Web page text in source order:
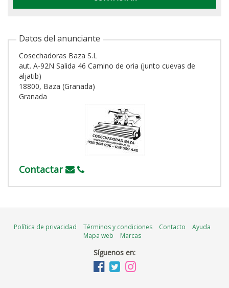
Datos del anunciante
Cosechadoras Baza S.L
aut. A-92N Salida 46 Camino de oria (junto cuevas de
aljatib)
18800, Baza (Granada)
Granada
Contactar
Política de privacidad Términos y condiciones Contacto
Ayuda
Mapa web
Marcas
Síguenos en: